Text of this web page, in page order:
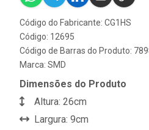
Código do Fabricante: CG1HS
Código: 12695
Código de Barras do Produto:
Marca: SMD
Dimensões do Produto
Altura: 26cm
Largura: 9cm